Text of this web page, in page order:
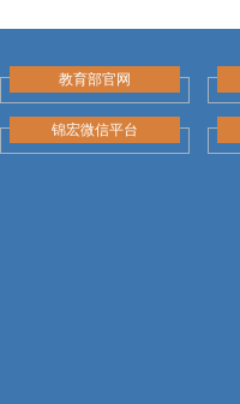
教育部官网
锦宏微信平台